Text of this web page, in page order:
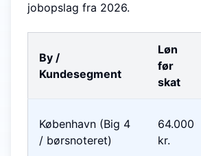
jobopslag fra 2026.
By /
Kundesegment
Løn
før
skat
København (Big 4
/ børsnoteret)
64.000
kr.